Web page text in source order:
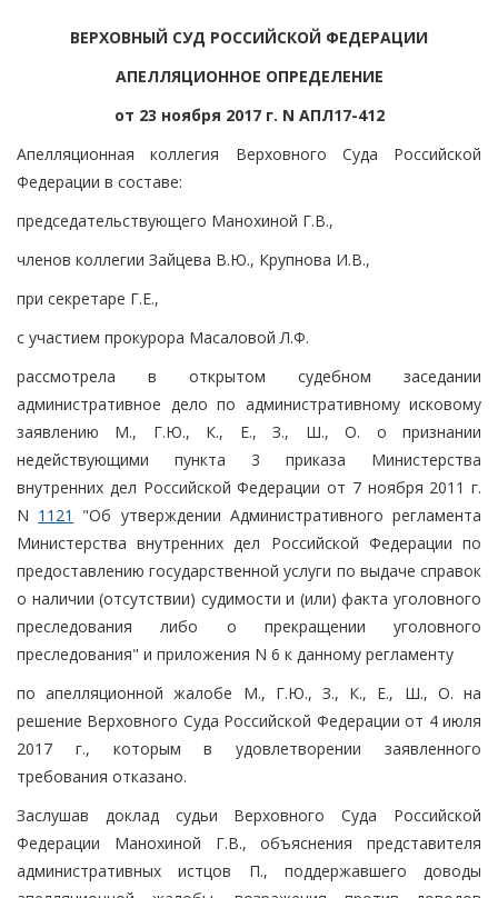
ВЕРХОВНЫЙ СУД РОССИЙСКОЙ ФЕДЕРАЦИИ
АПЕЛЛЯЦИОННОЕ ОПРЕДЕЛЕНИЕ
от 23 ноября 2017 г. N АПЛ17-412
Апелляционная коллегия Верховного Суда Российской
Федерации в составе:
председательствующего Манохиной Г.В.,
членов коллегии Зайцева В.Ю., Крупнова И.В.,
при секретаре Г.Е.,
с участием прокурора Масаловой Л.Ф.
рассмотрела в открытом судебном заседании
административное дело по административному исковому
заявлению М., Г.Ю., К., Е., З., Ш., О. о признании
недействующими пункта 3 приказа Министерства
внутренних дел Российской Федерации от 7 ноября 2011 г.
N 1121
"Об утверждении Административного регламента
Министерства внутренних дел Российской Федерации по
предоставлению государственной услуги по выдаче справок
о наличии (отсутствии) судимости и (или) факта уголовного
преследования либо о прекращении уголовного
преследования" и приложения N 6 к данному регламенту
по апелляционной жалобе М., Г.Ю., З., К., Е., Ш., О. на
решение Верховного Суда Российской Федерации от 4 июля
2017 г., которым в удовлетворении заявленного
требования отказано.
Заслушав доклад судьи Верховного Суда Российской
Федерации Манохиной Г.В., объяснения представителя
административных истцов П., поддержавшего доводы